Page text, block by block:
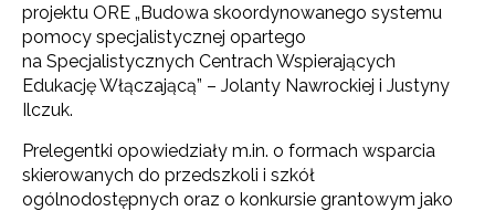
projektu ORE „Budowa skoordynowanego systemu
pomocy specjalistycznej opartego
na Specjalistycznych Centrach Wspierających
Edukację Włączającą” – Jolanty Nawrockiej i Justyny
Ilczuk.
Prelegentki opowiedziały m.in. o formach wsparcia
skierowanych do przedszkoli i szkół
ogólnodostępnych oraz o konkursie grantowym jako